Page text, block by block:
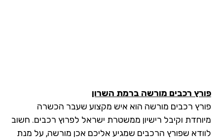
רכבים מורשהברמת השרון
רכבים מורשה הוא איש מקצוע שעבר הכשרה
וקיבל רישיון ממשטרת ישראל לפרוץ רכבים. חשוב
שפורץ הרכבים שמגיע אליכם אכן מורשה, על מנת